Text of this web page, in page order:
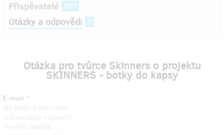
Přispěvatelé 503
Otázky a odpovědi 3
Otázka pro tvůrce Skinners o projektu
SKINNERS - botky do kapsy
E-mail